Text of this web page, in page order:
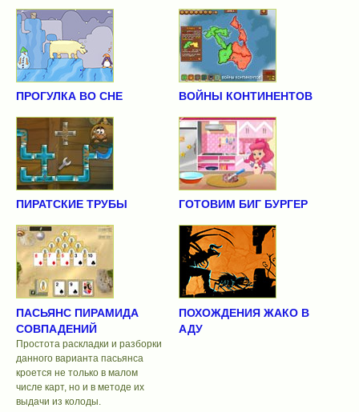
ПРОГУЛКА ВО СНЕ ВОЙНЫ КОНТИНЕНТОВ
ПИРАТСКИЕ ТРУБЫ ГОТОВИМ БИГ БУРГЕР
ПАСЬЯНС ПИРАМИДА
СОВПАДЕНИЙ
Простота раскладки и разборки
данного варианта пасьянса
кроется не только в малом
числе карт, но и в методе их
выдачи из колоды.
ПОХОЖДЕНИЯ ЖАКО В
АДУ